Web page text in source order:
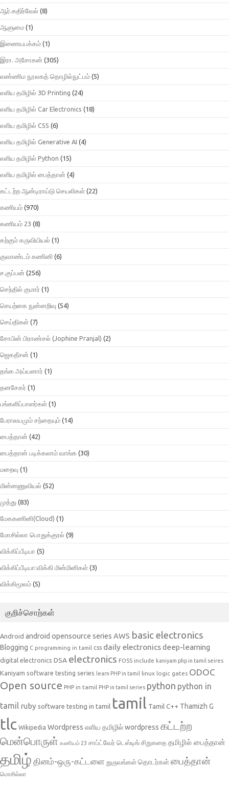
ஆர்.கதிர்வேல் (8)
ஆளுமை (1)
இணையபக்கம் (1)
இரா. அசோகன் (305)
எண்ணிம நூலகத் தொழில்நுட்பம் (5)
எளிய தமிழில் 3D Printing (24)
எளிய தமிழில் Car Electronics (18)
எளிய தமிழில் CSS (6)
எளிய தமிழில் Generative AI (4)
எளிய தமிழில் Python (15)
எளிய தமிழில் பைத்தான் (4)
கட்டற்ற ஆன்டிராய்டு செயலிகள் (22)
கணியம் (970)
கணியம் 23 (8)
கற்கும் கருவியியல் (1)
குவாண்டம் கணினி (6)
ச.குப்பன் (256)
செந்தில் குமார் (1)
செயற்கை நுன்னறிவு (54)
செய்திகள் (7)
சோபின் பிராண்சல் (Jophine Pranjal) (2)
ஜெகதீசன் (1)
தங்க அய்யனார் (1)
தனசேகர் (1)
பங்களிப்பாளர்கள் (1)
பேராலயமும் சந்தையும் (14)
பைத்தான் (42)
பைத்தான் படிக்கலாம் வாங்க (30)
மறைவு (1)
மின்னணுவியல் (52)
முத்து (83)
மேககணினி(Cloud) (1)
மோசில்லா பொதுக்குரல் (9)
விக்கிப்பீடியா (5)
விக்கிப்பீடியா:விக்கி மின்மினிகள் (3)
விக்கிமூலம் (5)
குறிச்சொற்கள்
Android android opensource series AWS basic electronics
Blogging C programming in tamil css daily electronicsdeep-learning
digital electronics DSA electronics FOSS include kaniyam php in tamil seires
Kaniyam software testing series learn PHP in tamil linux logic gates ODOC
Open source PHP in tamil PHP in tamil series python python in
tamil ruby software testing in tamil tamil Tamil C++ Thamizh G
tlc Wikipedia Wordpress எளிய தமிழில் wordpress கட்டற்ற
மென்பொருள் கணியம் 23 சாப்ட்வேர் டெஸ்டிங் சிறுகதை தமிழில் பைத்தான்
தமிழ் தினம்-ஒரு-கட்டளை துருவங்கள் தொடர்கள்பைத்தான்
மொசில்லா